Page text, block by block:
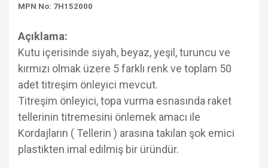
MPN No: 7H152000
Açıklama:
Kutu içerisinde siyah, beyaz, yeşil, turuncu ve
kırmızı olmak üzere 5 farklı renk ve toplam 50
adet titreşim önleyici mevcut.
Titreşim önleyici, topa vurma esnasında raket
tellerinin titremesini önlemek amacı ile
Kordajların ( Tellerin ) arasına takılan şok emici
plastikten imal edilmiş bir üründür.